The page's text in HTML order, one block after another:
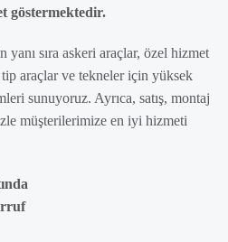
göstermektedir.
sıra askeri araçlar, özel hizmet
araçlar ve tekneler için yüksek
sunuyoruz. Ayrıca, satış, montaj
müşterilerimize en iyi hizmeti